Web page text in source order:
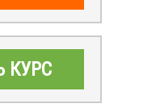
КУРС